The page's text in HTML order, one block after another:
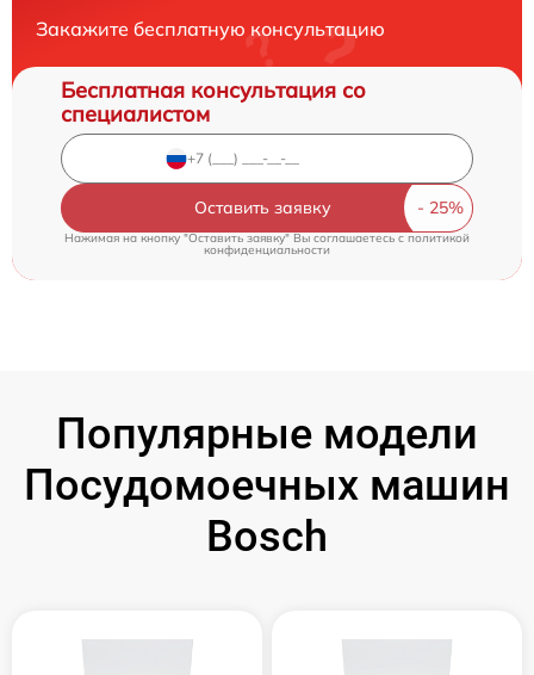
Закажите бесплатную консультацию
Бесплатная консультация со
специалистом
Оставить заявку
Нажимая на кнопку "Оставить заявку" Вы соглашаетесь cполитикой
конфиденциальности
Популярные модели
Посудомоечных машин
Bosch